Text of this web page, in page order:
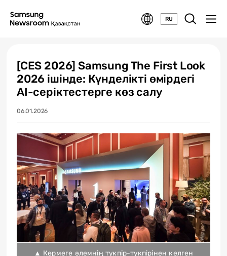
RU
[CES 2026] Samsung The First Look
2026 ішінде: Күнделікті өмірдегі
AI-серіктестерге көз салу
06.01.2026
▲ Көрмеге әлемнің түкпір-түкпірінен келген